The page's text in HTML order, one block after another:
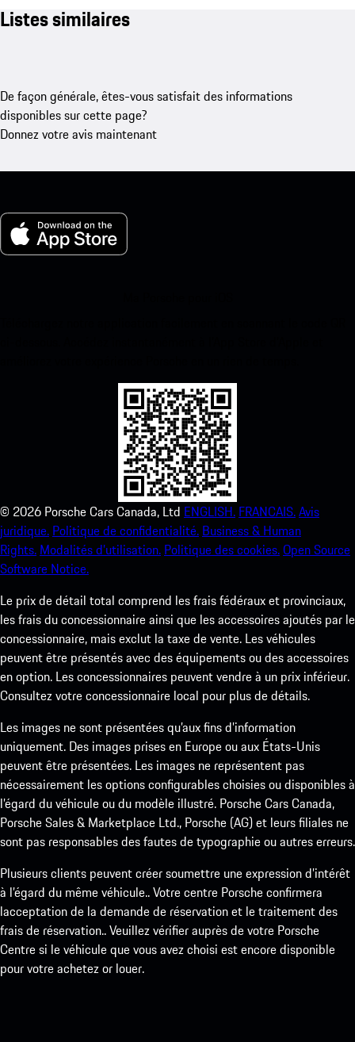
Listes similaires
De façon générale, êtes-vous satisfait des informations
disponibles sur cette page?
Donnez votre avis maintenant
© 2026 Porsche Cars Canada, Ltd ENGLISH. FRANCAIS.Avis
juridique. Politique de confidentialité. Business & Human
Rights. Modalités d’utilisation. Politique des cookies.Open Source
Software Notice.
Le prix de détail total comprend les frais fédéraux et provinciaux,
les frais du concessionnaire ainsi que les accessoires ajoutés par le
concessionnaire, mais exclut la taxe de vente. Les véhicules
peuvent être présentés avec des équipements ou des accessoires
en option. Les concessionnaires peuvent vendre à un prix inférieur.
Consultez votre concessionnaire local pour plus de détails.
Les images ne sont présentées qu’aux fins d’information
uniquement. Des images prises en Europe ou aux États-Unis
peuvent être présentées. Les images ne représentent pas
nécessairement les options configurables choisies ou disponibles à
l’égard du véhicule ou du modèle illustré. Porsche Cars Canada,
Porsche Sales & Marketplace Ltd., Porsche (AG) et leurs filiales ne
sont pas responsables des fautes de typographie ou autres erreurs.
Plusieurs clients peuvent créer soumettre une expression d’intérêt
à l’égard du même véhicule.. Votre centre Porsche confirmera
lacceptation de la demande de réservation et le traitement des
frais de réservation.. Veuillez vérifier auprès de votre Porsche
Centre si le véhicule que vous avez choisi est encore disponible
pour votre achetez or louer.